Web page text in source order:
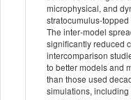
microphysical, and
The inter‐model
significantly reduced
intercomparison
to better models and
than those used
simulations,